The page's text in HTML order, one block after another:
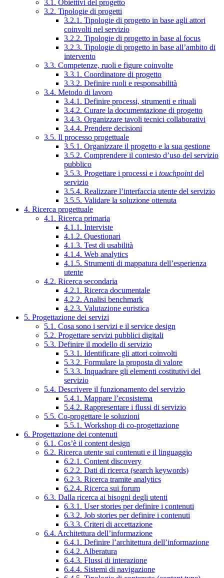
3.1. Obiettivi del progetto
3.2. Tipologie di progetti
3.2.1. Tipologie di progetto in base agli attori
coinvolti nel servizio
3.2.2. Tipologie di progetto in base al focus
3.2.3. Tipologie di progetto in base all’ambito di
intervento
3.3. Competenze, ruoli e figure coinvolte
3.3.1. Coordinatore di progetto
3.3.2. Definire ruoli e responsabilità
3.4. Metodo di lavoro
3.4.1. Definire processi, strumenti e rituali
3.4.2. Curare la documentazione di progetto
3.4.3. Organizzare tavoli tecnici collaborativi
3.4.4. Prendere decisioni
3.5. Il processo progettuale
3.5.1. Organizzare il progetto e la sua gestione
3.5.2. Comprendere il contesto d’uso del servizio
pubblico
3.5.3. Progettare i processi e i touchpointdel
servizio
3.5.4. Realizzare l’interfaccia utente del servizio
3.5.5. Validare la soluzione ottenuta
4. Ricerca progettuale
4.1. Ricerca primaria
4.1.1. Interviste
4.1.2. Questionari
4.1.3. Test di usabilità
4.1.4. Web analytics
4.1.5. Strumenti di mappatura dell’esperienza
utente
4.2. Ricerca secondaria
4.2.1. Ricerca documentale
4.2.2. Analisi benchmark
4.2.3. Valutazione euristica
5. Progettazione dei servizi
5.1. Cosa sono i servizi e il service design
5.2. Progettare servizi pubblici digitali
5.3. Definire il modello di servizio
5.3.1. Identificare gli attori coinvolti
5.3.2. Formulare la proposta di valore
5.3.3. Inquadrare gli elementi costitutivi del
servizio
5.4. Descrivere il funzionamento del servizio
5.4.1. Mappare l’ecosistema
5.4.2. Rappresentare i flussi di servizio
5.5. Co-progettare le soluzioni
5.5.1. Workshop di co-progettazione
6. Progettazione dei contenuti
6.1. Cos’è il content design
6.2. Ricerca utente sui contenuti e il linguaggio
6.2.1. Content discovery
6.2.2. Dati di ricerca (search keywords)
6.2.3. Ricerca tramite analytics
6.2.4. Ricerca sui forum
6.3. Dalla ricerca ai bisogni degli utenti
6.3.1. User stories per definire i contenuti
6.3.2. Job stories per definire i contenuti
6.3.3. Criteri di accettazione
6.4. Architettura dell’informazione
6.4.1. Definire l’architettura dell’informazione
6.4.2. Alberatura
6.4.3. Flussi di interazione
6.4.4. Sistemi di navigazione